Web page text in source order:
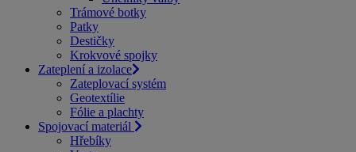
Trámové botky
Patky
Destičky
Krokvové spojky
Zateplení a izolace
Zateplovací systém
Geotextílie
Fólie a plachty
Spojovací materiál
Hřebíky